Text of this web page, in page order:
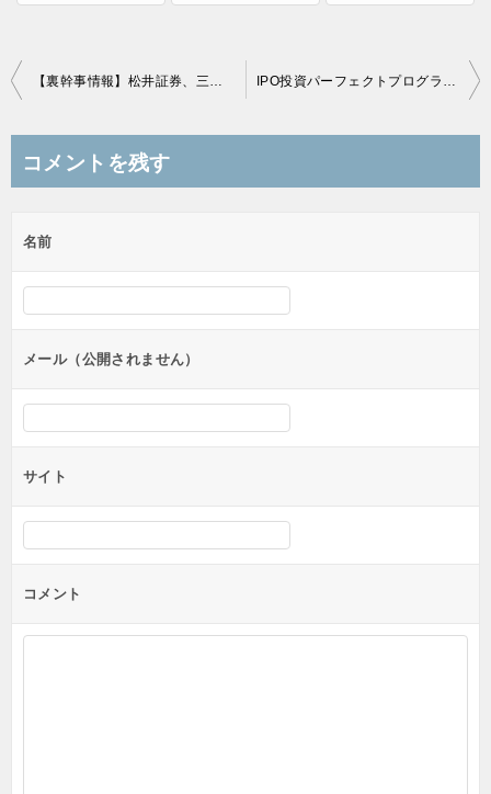
投
ビ
ー
シ
ョ
ン
コメントを残す
名前
メール（公開されません）
サイト
コメント